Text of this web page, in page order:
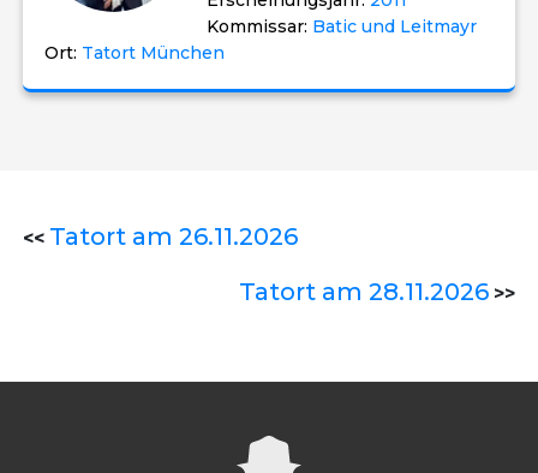
Kommissar: Batic und Leitmayr
Ort: Tatort München
<< Tatort am 26.11.2026
Tatort am 28.11.2026 >>